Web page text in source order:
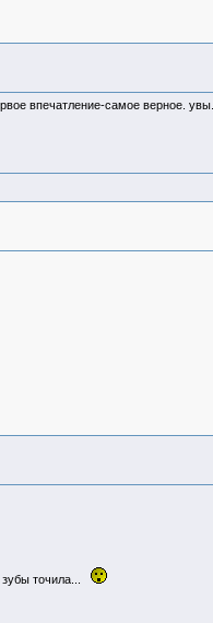
впечатление-самое верное.
точила...